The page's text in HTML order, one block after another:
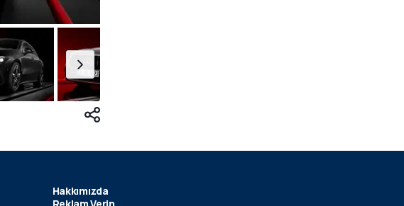
Hakkımızda